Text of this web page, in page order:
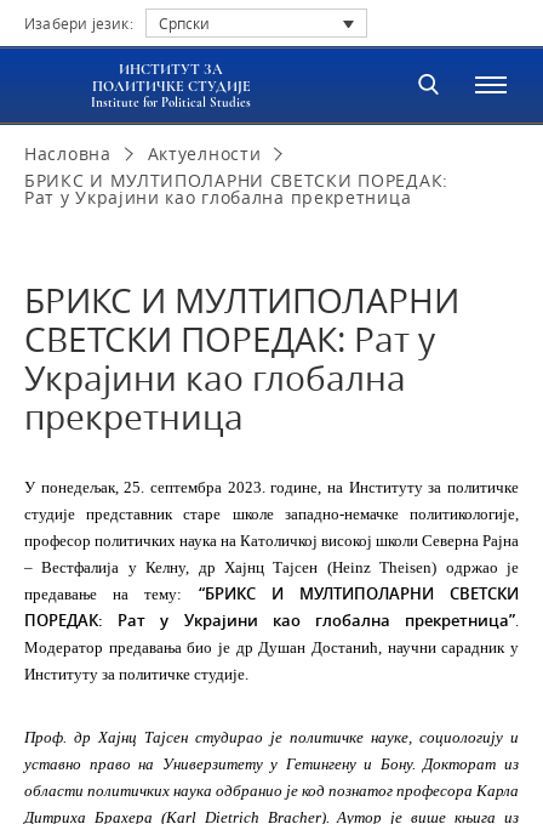
Изабери језик: Српски
ИНСТИТУТ ЗА
ПОЛИТИЧКЕ СТУДИЈЕ
Institute for Political Studies
Насловна
Актуелности
БРИКС И МУЛТИПОЛАРНИ СВЕТСКИ ПОРЕДАК:
Рат у Украјини као глобална прекретница
БРИКС И МУЛТИПОЛАРНИ
СВЕТСКИ ПОРЕДАК: Рат у
Украјини као глобална
прекретница
У понедељак, 25. септембра 2023. године, на Институту за политичке
студије представник старе школе западно-немачке политикологије,
професор политичких наука на Католичкој високој школи Северна Рајна
– Вестфалија у Келну, др Хајнц Тајсен (Heinz Theisen) одржао је
предавање на тему: “БРИКС И МУЛТИПОЛАРНИ СВЕТСКИ
ПОРЕДАК: Рат у Украјини као глобална прекретница”.
Модератор предавања био је др Душан Достанић, научни сарадник у
Институту за политичке студије.
Проф. др Хајнц Тајсен студирао је политичке науке, социологију и
уставно право на Универзитету у Гетингену и Бону. Докторат из
области политичких наука одбранио је код познатог професора Карла
Дитриха Брахера (Karl Dietrich Bracher). Аутор је више књига из